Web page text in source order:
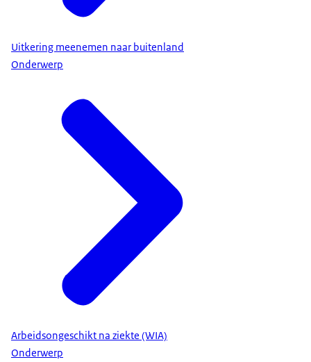
Uitkering meenemen naar buitenland
Onderwerp
Arbeidsongeschikt na ziekte (WIA)
Onderwerp